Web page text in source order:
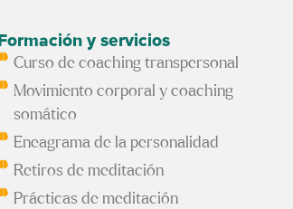
Formación y servicios
Curso de coaching transpersonal
Movimiento corporal y coaching
somático
Eneagrama de la personalidad
Retiros de meditación
Prácticas de meditación